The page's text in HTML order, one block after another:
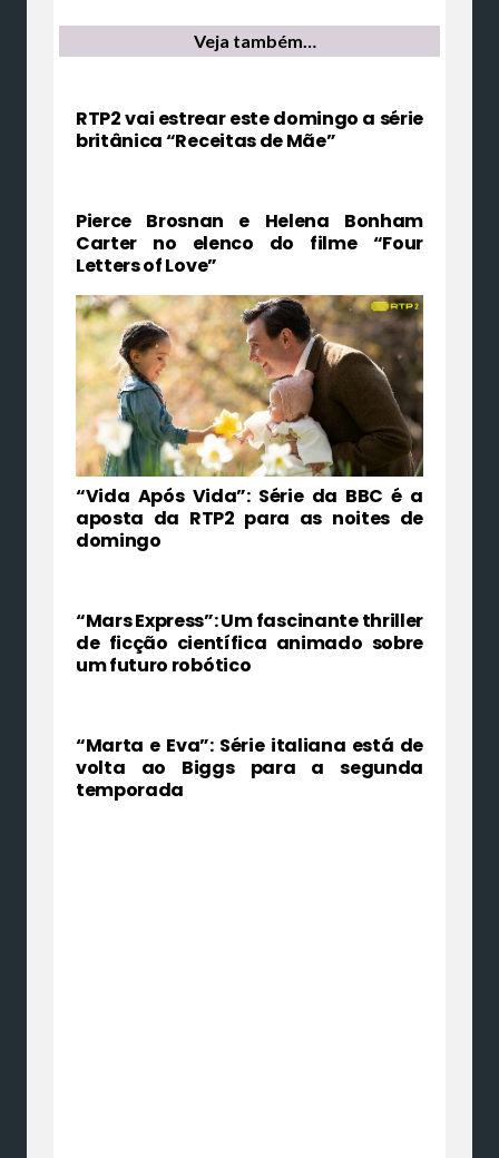
Veja também…
RTP2 vai estrear este domingo a série
britânica “Receitas de Mãe”
Pierce Brosnan e Helena Bonham
Carter no elenco do filme “Four
Letters of Love”
“Vida Após Vida”: Série da BBC é a
aposta da RTP2 para as noites de
domingo
“Mars Express”: Um fascinante thriller
de ficção científica animado sobre
um futuro robótico
“Marta e Eva”: Série italiana está de
volta ao Biggs para a segunda
temporada